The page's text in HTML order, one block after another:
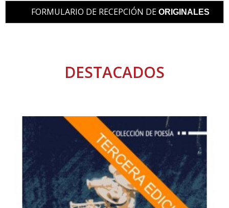
FORMULARIO DE RECEPCIÓN DE ORIGINALES
DESTACADOS